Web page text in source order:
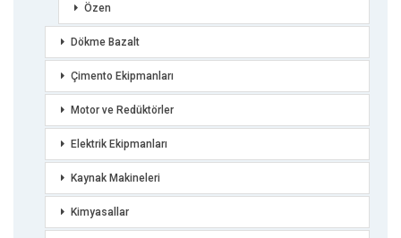
Özen
Dökme Bazalt
Çimento Ekipmanları
Motor ve Redüktörler
Elektrik Ekipmanları
Kaynak Makineleri
Kimyasallar